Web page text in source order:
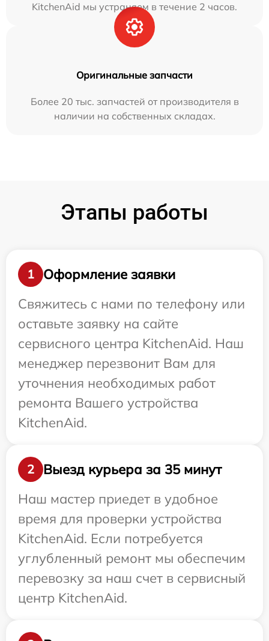
KitchenAid мы устраняем в течение 2 часов.
Оригинальные запчасти
Более 20 тыс. запчастей от производителя в
наличии на собственных складах.
Этапы работы
1
Оформление заявки
Свяжитесь с нами по телефону или
оставьте заявку на сайте
сервисного центра KitchenAid. Наш
менеджер перезвонит Вам для
уточнения необходимых работ
ремонта Вашего устройства
KitchenAid.
2
Выезд курьера за 35 минут
Наш мастер приедет в удобное
время для проверки устройства
KitchenAid. Если потребуется
углубленный ремонт мы обеспечим
перевозку за наш счет в сервисный
центр KitchenAid.